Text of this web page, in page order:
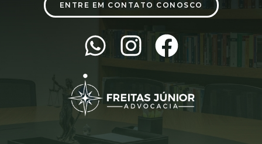
ENTRE EM CONTATO CONOSCO